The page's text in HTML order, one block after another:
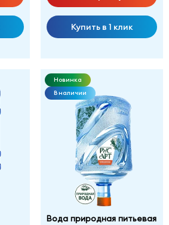
Купить в 1 клик
Новинка
В наличии
Вода природная питьевая